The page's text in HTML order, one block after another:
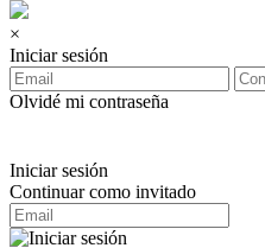
×
Iniciar sesión
Olvidé mi contraseña
Iniciar sesión
Continuar como invitado